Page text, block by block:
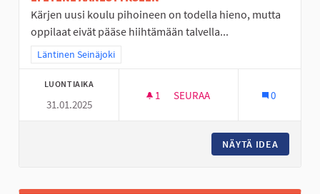
Kärjen uusi koulu pihoineen on todella hieno, mutta
oppilaat eivät pääse hiihtämään talvella...
Rajaa tulokset teeman mukaan: Läntinen Seinäjoki
Läntinen Seinäjoki
LUONTIAIKA
31.01.2025
1 1 SEURAAJA
SEURAA 0
NÄYTÄ IDEA